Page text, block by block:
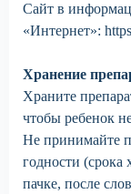
Сайт в
«Интернет»:
Хранение
Храните
чтобы ребенок
Не принимайте
годности (срока
пачке, после